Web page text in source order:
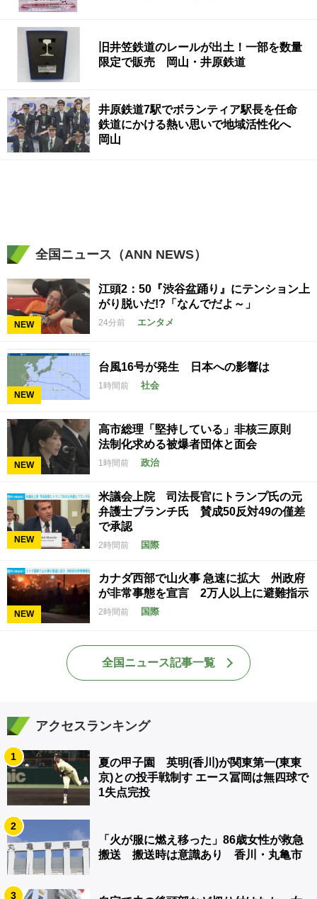
旧井笠鉄道のレールが出土！一部を数量
限定で販売 岡山・井原鉄道
井原鉄道7駅でボランティア駅長を任命
鉄道にかける熱い思いで地域活性化へ
岡山
全国ニュース（ANN NEWS）
NEW
江頭2：50『渋谷盆踊り』にテンション上
がり脱いだ!?「なんでだよ～」
24分前 エンタメ
NEW
台風16号が発生 日本への影響は
1時間前 社会
NEW
高市総理「堅持している」非核三原則
法制化求める被爆者団体と面会
1時間前 政治
NEW
米議会上院 司法長官にトランプ氏の元
弁護士ブランチ氏 賛成50反対49の僅差
で承認
2時間前 国際
NEW
カナダ西部で山火事 急速に拡大 州政府
が非常事態を宣言 2万人以上に避難指示
2時間前 国際
全国ニュース記事一覧
アクセスランキング
1
夏の甲子園 英明(香川)が関東第一(東東
京)との投手戦制す エース冨岡は無四球で
1失点完投
2
「火が服に燃え移った」86歳女性が救急
搬送 搬送時は意識あり 香川・丸亀市
3